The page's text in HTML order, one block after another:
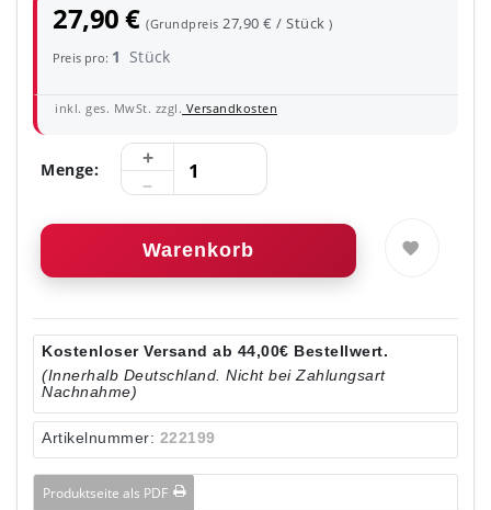
27,90 €(Grundpreis27,90 € / Stück)
Preis pro: 1 Stück
inkl. ges. MwSt. zzgl. Versandkosten
Menge:
Warenkorb
Kostenloser Versand ab 44,00€ Bestellwert.
(Innerhalb Deutschland. Nicht bei Zahlungsart
Nachnahme)
Artikelnummer: 222199
Produktseite als PDF